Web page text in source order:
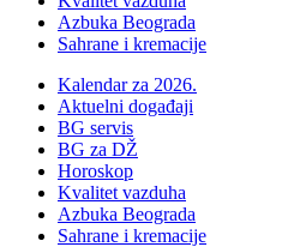
Azbuka Beograda
Sahrane i kremacije
Kalendar za 2026.
Aktuelni događaji
BG servis
BG za DŽ
Horoskop
Kvalitet vazduha
Azbuka Beograda
Sahrane i kremacije